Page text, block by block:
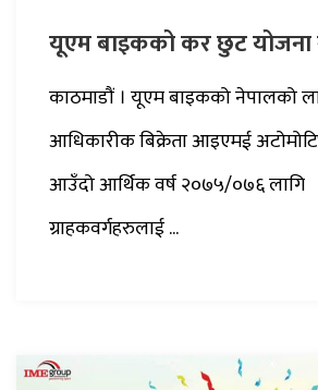
यूएम बाइकको कर छुट योजना
काठमाडौं । यूएम बाइकको नेपालको
आधिकारीक बिक्रेता आइएमई
आउँदो आर्थिक वर्ष २०७५/०७६ लागि
ग्राहकवर्गहरुलाई ...